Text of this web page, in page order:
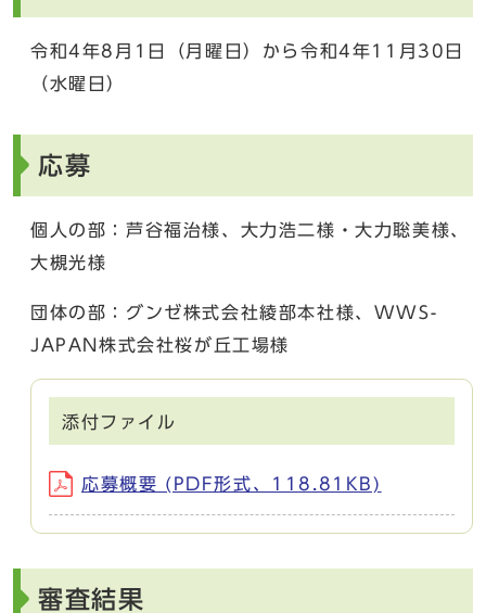
令和4年8月1日（月曜日）から令和4年11月30日
（水曜日）
応募
個人の部：芦谷福治様、大力浩二様・大力聡美様、
大槻光様
団体の部：グンゼ株式会社綾部本社様、WWS-
JAPAN株式会社桜が丘工場様
添付ファイル
応募概要 (PDF形式、118.81KB)
審査結果